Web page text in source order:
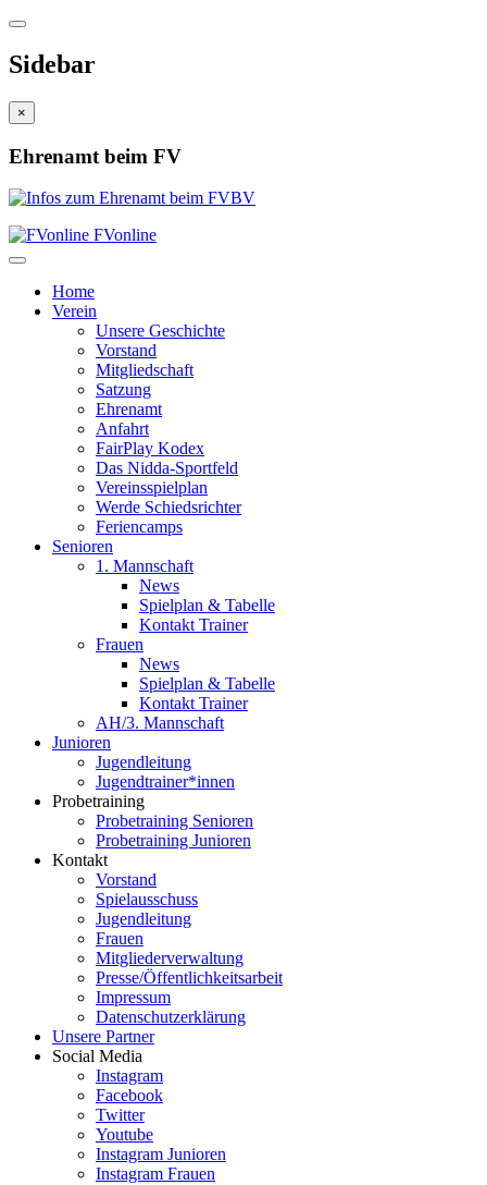
Sidebar
×
Ehrenamt beim FV
FVonline
Home
Verein
Unsere Geschichte
Vorstand
Mitgliedschaft
Satzung
Ehrenamt
Anfahrt
FairPlay Kodex
Das Nidda-Sportfeld
Vereinsspielplan
Werde Schiedsrichter
Feriencamps
Senioren
1. Mannschaft
News
Spielplan & Tabelle
Kontakt Trainer
Frauen
News
Spielplan & Tabelle
Kontakt Trainer
AH/3. Mannschaft
Junioren
Jugendleitung
Jugendtrainer*innen
Probetraining
Probetraining Senioren
Probetraining Junioren
Kontakt
Vorstand
Spielausschuss
Jugendleitung
Frauen
Mitgliederverwaltung
Presse/Öffentlichkeitsarbeit
Impressum
Datenschutzerklärung
Unsere Partner
Social Media
Instagram
Facebook
Twitter
Youtube
Instagram Junioren
Instagram Frauen